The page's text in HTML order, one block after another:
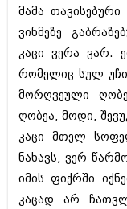
თებერვალი
იანვარი
დეკემბერი
ნოემბერი
ოქტომბერი
სექტემბერი
ივლისი
ივნისი
მაისი
აპრილი
მარტი
თებერვალი
მამა
ვინმეზე
კაცი ვერა ვარ.
რომელიც სულ
მორღვეული
ღობეა, მოდი,
კაცი მთელ
ნახავს, ვერ
იმის ფიქრში
კაცად არ